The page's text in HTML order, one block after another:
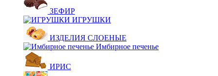
ЗЕФИР
ИГРУШКИ
ИЗДЕЛИЯ СЛОЕНЫЕ
Имбирное печенье
ИРИС